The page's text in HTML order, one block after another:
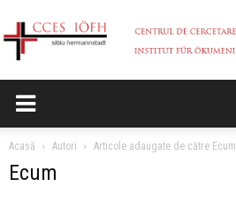
Acasă Autori Articole adaugate de către Ecum
Ecum